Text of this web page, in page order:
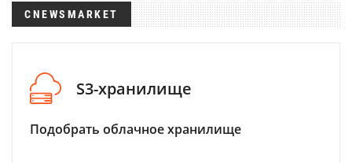
CNEWSMARKET
S3-хранилище
Подобрать облачное хранилище